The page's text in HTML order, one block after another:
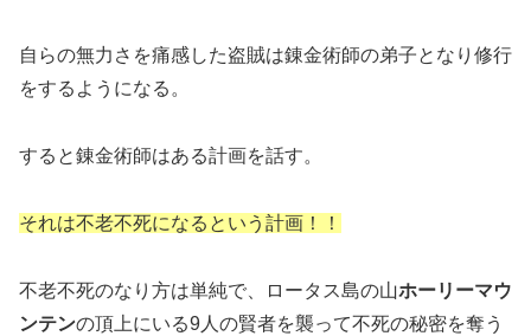
自らの無力さを痛感した盗賊は錬金術師の弟子となり修行
をするようになる。
すると錬金術師はある計画を話す。
それは不老不死になるという計画！！
不老不死のなり方は単純で、ロータス島の山ホーリーマウ
ンテンの頂上にいる9人の賢者を襲って不死の秘密を奪う